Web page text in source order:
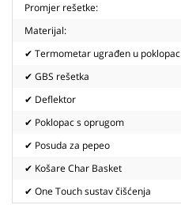
Promjer rešetke:
Materijal:
✔ Termometar ugrađen u poklopac
✔ GBS rešetka
✔ Deflektor
✔ Poklopac s oprugom
✔ Posuda za pepeo
✔ Košare Char Basket
✔ One Touch sustav čišćenja